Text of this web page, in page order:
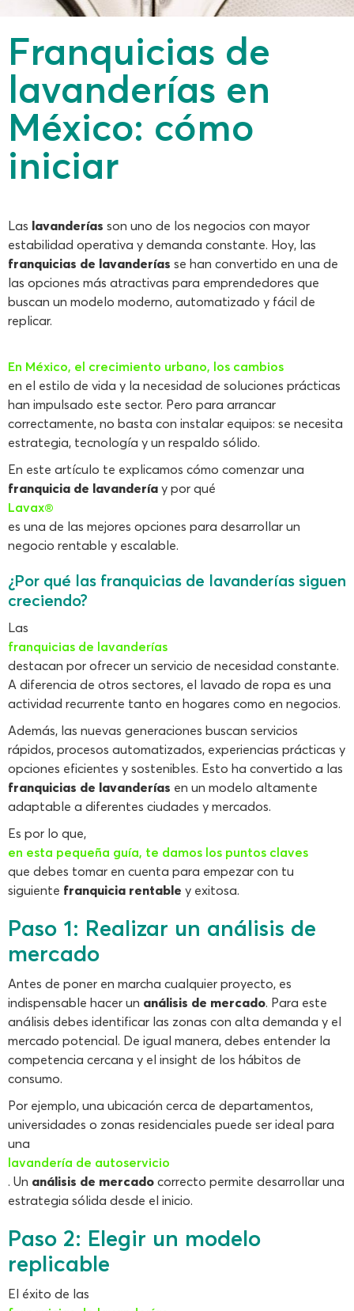
Franquicias de
lavanderías en
México: cómo
iniciar
Las lavanderías son uno de los negocios con mayor
estabilidad operativa y demanda constante. Hoy, las
franquicias de lavanderías se han convertido en una de
las opciones más atractivas para emprendedores que
buscan un modelo moderno, automatizado y fácil de
replicar.
En México, el crecimiento urbano, los cambios
en el estilo de vida y la necesidad de soluciones prácticas
han impulsado este sector. Pero para arrancar
correctamente, no basta con instalar equipos: se necesita
estrategia, tecnología y un respaldo sólido.
En este artículo te explicamos cómo comenzar una
franquicia de lavandería y por qué
Lavax®
es una de las mejores opciones para desarrollar un
negocio rentable y escalable.
¿Por qué las franquicias de lavanderías siguen
creciendo?
Las
franquicias de lavanderías
destacan por ofrecer un servicio de necesidad constante.
A diferencia de otros sectores, el lavado de ropa es una
actividad recurrente tanto en hogares como en negocios.
Además, las nuevas generaciones buscan servicios
rápidos, procesos automatizados, experiencias prácticas y
opciones eficientes y sostenibles. Esto ha convertido a las
franquicias de lavanderías en un modelo altamente
adaptable a diferentes ciudades y mercados.
Es por lo que,
en esta pequeña guía, te damos los puntos claves
que debes tomar en cuenta para empezar con tu
siguiente franquicia rentable y exitosa.
Paso 1: Realizar un análisis de
mercado
Antes de poner en marcha cualquier proyecto, es
indispensable hacer un análisis de mercado. Para este
análisis debes identificar las zonas con alta demanda y el
mercado potencial. De igual manera, debes entender la
competencia cercana y el insight de los hábitos de
consumo.
Por ejemplo, una ubicación cerca de departamentos,
universidades o zonas residenciales puede ser ideal para
una
lavandería de autoservicio
. Un análisis de mercado correcto permite desarrollar una
estrategia sólida desde el inicio.
Paso 2: Elegir un modelo
replicable
El éxito de las